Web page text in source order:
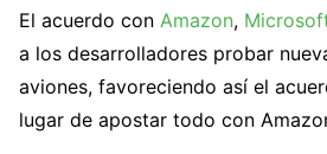
El acuerdo con Amazon,
a los desarrolladores probar
aviones, favoreciendo así el
lugar de apostar todo con